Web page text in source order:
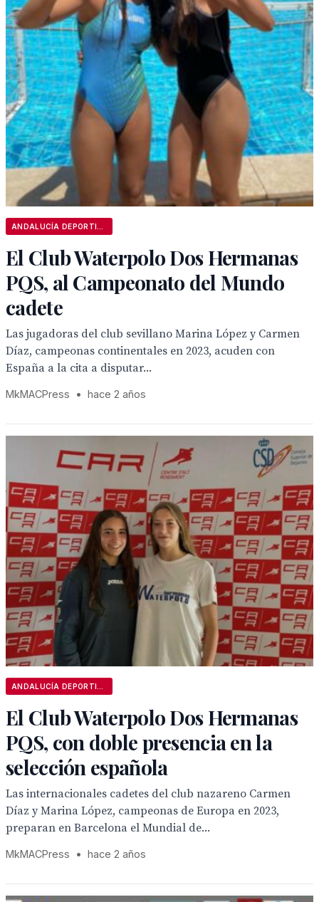
El Club Waterpolo Dos Hermanas
PQS, al Campeonato del Mundo
cadete
Las jugadoras del club sevillano Marina López y Carmen
Díaz, campeonas continentales en 2023, acuden con
España a la cita a disputar...
MkMACPress • hace 2 años
El Club Waterpolo Dos Hermanas
PQS, con doble presencia en la
selección española
Las internacionales cadetes del club nazareno Carmen
Díaz y Marina López, campeonas de Europa en 2023,
preparan en Barcelona el Mundial de...
MkMACPress • hace 2 años